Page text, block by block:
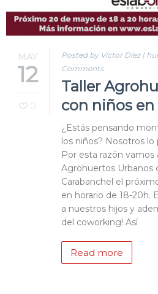
MAY
12
0
Posted by Víctor Díez|
Comments
Taller
con niños en
¿Estás pensando
los niños? Nosotros
Por esta razón vamos
Agrohuertos Urbanos
Carabanchel el
en horario de 18-20h.
a nuestros hijos y
del coworking! Así
Read more